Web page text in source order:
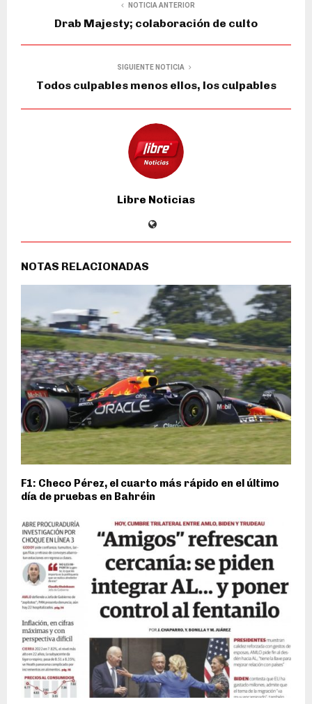
NOTICIA ANTERIOR
Drab Majesty; colaboración de culto
SIGUIENTE NOTICIA
Todos culpables menos ellos, los culpables
Libre Noticias
NOTAS RELACIONADAS
F1: Checo Pérez, el cuarto más rápido en el último
día de pruebas en Bahréin